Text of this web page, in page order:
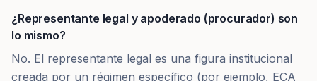
¿Representante legal y apoderado (procurador) son
lo mismo?
No. El representante legal es una figura institucional
creada por un régimen específico (por ejemplo, ECA